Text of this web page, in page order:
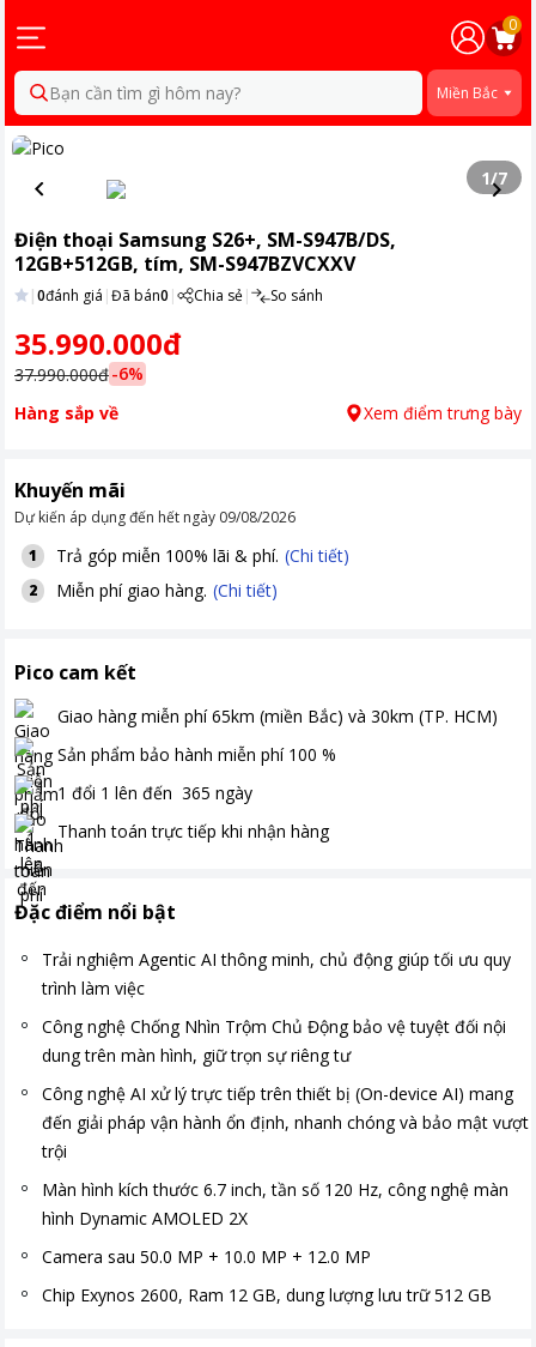
0
Bạn cần tìm gì hôm nay? Miền Bắc
1/7
Điện thoại Samsung S26+, SM-S947B/DS,
12GB+512GB, tím, SM-S947BZVCXXV
|0đánh giá |Đã bán0 | Chia sẻ| So sánh
35.990.000đ
37.990.000đ-6%
Hàng sắp về
Xem điểm trưng bày
Khuyến mãi
Dự kiến áp dụng đến hết ngày 09/08/2026
1
Trả góp miễn 100% lãi & phí. (Chi tiết)
2 Miễn phí giao hàng. (Chi tiết)
Pico cam kết
Giao hàng miễn phí 65km (miền Bắc) và 30km (TP. HCM)
Sản phẩm bảo hành miễn phí 100 %
1 đổi 1 lên đến 365 ngày
Thanh toán trực tiếp khi nhận hàng
Đặc điểm nổi bật
Trải nghiệm Agentic AI thông minh, chủ động giúp tối ưu quy
trình làm việc
Công nghệ Chống Nhìn Trộm Chủ Động bảo vệ tuyệt đối nội
dung trên màn hình, giữ trọn sự riêng tư
Công nghệ AI xử lý trực tiếp trên thiết bị (On-device AI) mang
đến giải pháp vận hành ổn định, nhanh chóng và bảo mật vượt
trội
Màn hình kích thước 6.7 inch, tần số 120 Hz, công nghệ màn
hình Dynamic AMOLED 2X
Camera sau 50.0 MP + 10.0 MP + 12.0 MP
Chip Exynos 2600, Ram 12 GB, dung lượng lưu trữ 512 GB